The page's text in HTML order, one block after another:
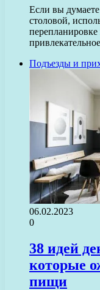
Если вы
столовой,
Подъезды и
06.02.2023
0
38 идей
которые
пищи